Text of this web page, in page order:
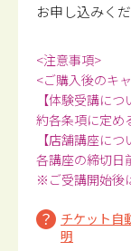
お申し込みくだ
<注意事項>
<ご購入後のキ
【体験受講に
約各条項に定め
【店舗講座に
各講座の締切日
※ご受講開始後
チケット自
明